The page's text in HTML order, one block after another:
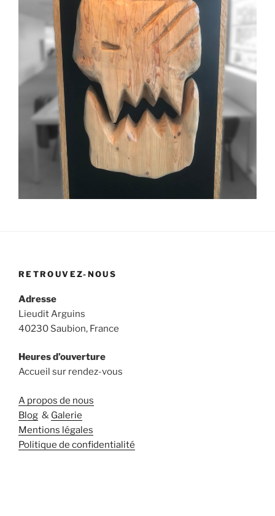
RETROUVEZ-NOUS
Adresse
Lieudit Arguins
40230 Saubion, France
Heures d’ouverture
Accueil sur rendez-vous
A propos de nous
Blog & Galerie
Mentions légales
Politique de confidentialité